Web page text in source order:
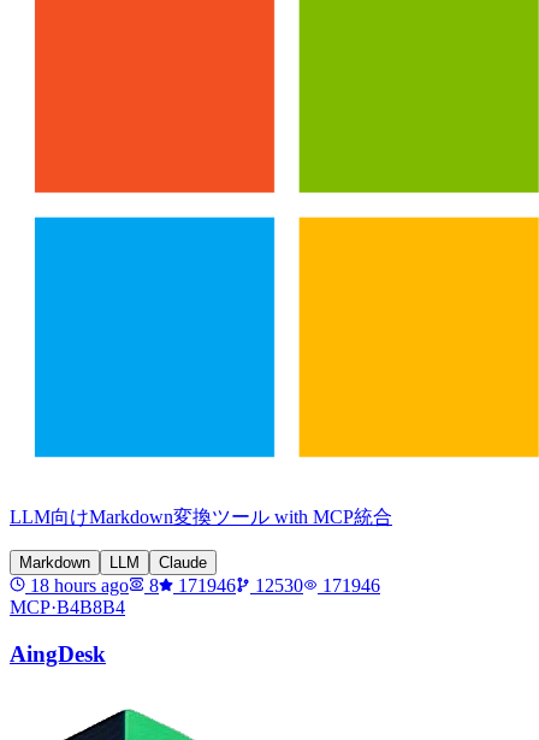
LLM向けMarkdown変換ツール with MCP統合
Markdown LLM Claude
18 hours ago 8 171946 12530
171946
MCP·B4B8B4
AingDesk